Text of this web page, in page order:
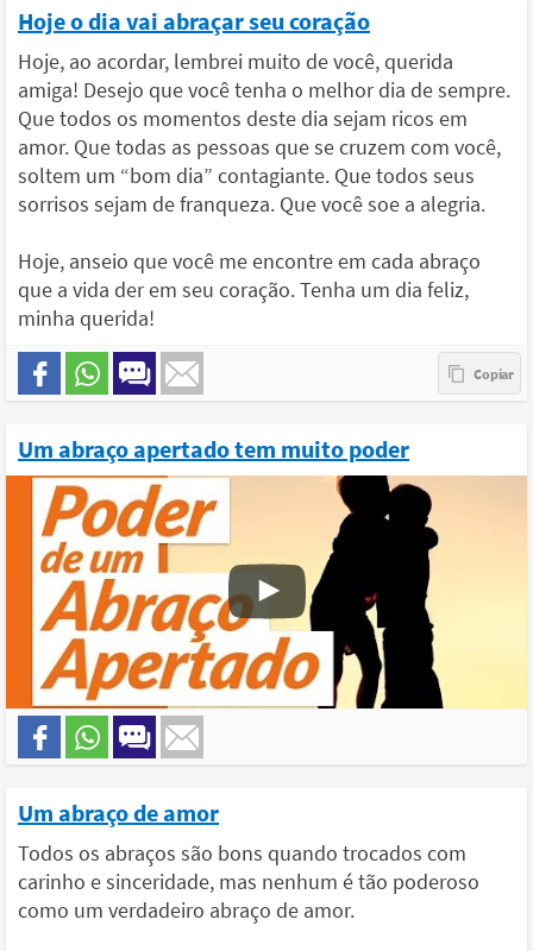
Hoje o dia vai abraçar seu coração
Hoje, ao acordar, lembrei muito de você, querida
amiga! Desejo que você tenha o melhor dia de sempre.
Que todos os momentos deste dia sejam ricos em
amor. Que todas as pessoas que se cruzem com você,
soltem um “bom dia” contagiante. Que todos seus
sorrisos sejam de franqueza. Que você soe a alegria.
Hoje, anseio que você me encontre em cada abraço
que a vida der em seu coração. Tenha um dia feliz,
minha querida!
Um abraço apertado tem muito poder
Um abraço de amor
Todos os abraços são bons quando trocados com
carinho e sinceridade, mas nenhum é tão poderoso
como um verdadeiro abraço de amor.